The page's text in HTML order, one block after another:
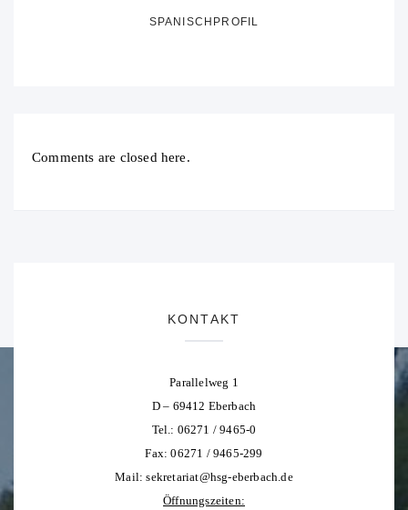
SPANISCHPROFIL
Comments are closed here.
KONTAKT
Parallelweg 1
D – 69412 Eberbach
Tel.: 06271 / 9465-0
Fax: 06271 / 9465-299
Mail:sekretariat@hsg-eberbach.de
Öffnungszeiten: